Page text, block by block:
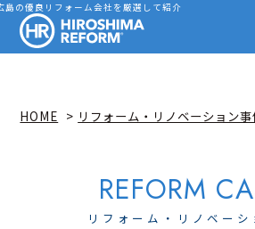
島の優良リフォーム会社を厳選して紹介
会社を探す
事例を見る
事例解説動画
イベント情報
広島リフォーム相談カウンタ
HOME リフォーム・リノベーション事
リフォーム・リノベーシ